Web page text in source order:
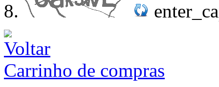
Carrinho de compras